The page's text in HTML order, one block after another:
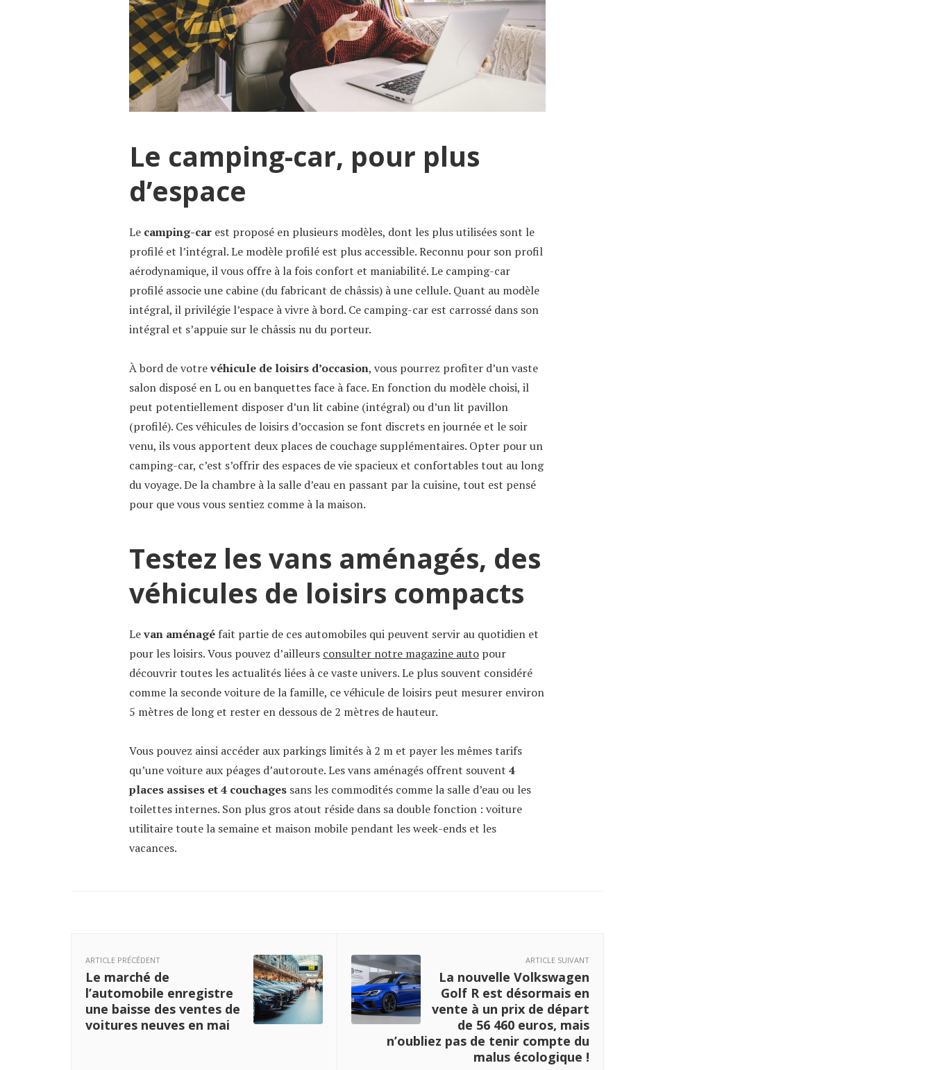
Le camping-car, pour plus
d’espace
Le camping-car est proposé en plusieurs modèles, dont les plus utilisées sont le
profilé et l’intégral. Le modèle profilé est plus accessible. Reconnu pour son profil
aérodynamique, il vous offre à la fois confort et maniabilité. Le camping-car
profilé associe une cabine (du fabricant de châssis) à une cellule. Quant au modèle
intégral, il privilégie l’espace à vivre à bord. Ce camping-car est carrossé dans son
intégral et s’appuie sur le châssis nu du porteur.
À bord de votrevéhicule de loisirs d’occasion, vous pourrez profiter d’un vaste
salon disposé en L ou en banquettes face à face. En fonction du modèle choisi, il
peut potentiellement disposer d’un lit cabine (intégral) ou d’un lit pavillon
(profilé). Ces véhicules de loisirs d’occasion se font discrets en journée et le soir
venu, ils vous apportent deux places de couchage supplémentaires. Opter pour un
camping-car, c’est s’offrir des espaces de vie spacieux et confortables tout au long
du voyage. De la chambre à la salle d’eau en passant par la cuisine, tout est pensé
pour que vous vous sentiez comme à la maison.
Testez les vans aménagés, des
véhicules de loisirs compacts
Levan aménagé fait partie de ces automobiles qui peuvent servir au quotidien et
pour les loisirs. Vous pouvez d’ailleurs consulter notre magazine auto pour
découvrir toutes les actualités liées à ce vaste univers. Le plus souvent considéré
comme la seconde voiture de la famille, ce véhicule de loisirs peut mesurer environ
5 mètres de long et rester en dessous de 2 mètres de hauteur.
Vous pouvez ainsi accéder aux parkings limités à 2 m et payer les mêmes tarifs
qu’une voiture aux péages d’autoroute. Les vans aménagés offrent souvent 4
places assises et 4 couchages sans les commodités comme la salle d’eau ou les
toilettes internes. Son plus gros atout réside dans sa double fonction : voiture
utilitaire toute la semaine et maison mobile pendant les week-ends et les
vacances.
ARTICLE PRÉCÉDENT
Le marché de
l’automobile enregistre
une baisse des ventes de
voitures neuves en mai
ARTICLE SUIVANT
La nouvelle Volkswagen
Golf R est désormais en
vente à un prix de départ
de 56 460 euros, mais
n’oubliez pas de tenir compte du
malus écologique !